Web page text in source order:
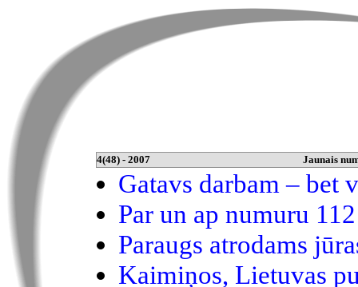
4(48) - 2007 Jaunais
Gatavs darbam – bet
Par un ap numuru 112
Paraugs atrodams
Kaimiņos, Lietuvas